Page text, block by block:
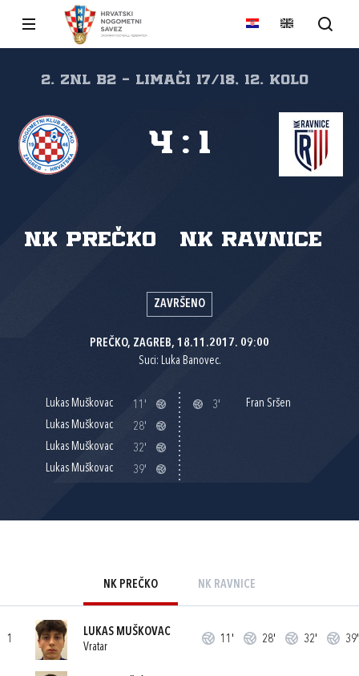
2. ZNL B2 - LIMAČI 17/18, 12. kolo
NK Prečko NK Ravnice
4 : 1
ZAVRŠENO
PREČKO, ZAGREB, 18.11.2017. 09:00
Suci: Luka Banovec.
Lukas Muškovac
11'
Lukas Muškovac
28'
Lukas Muškovac
32'
Lukas Muškovac
39'
3' Fran Sršen
NK PREČKO NK RAVNICE
1
LUKAS MUŠKOVAC
Vratar
11' 28' 32' 39'